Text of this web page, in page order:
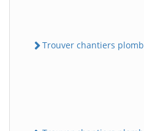
Trouver chantiers